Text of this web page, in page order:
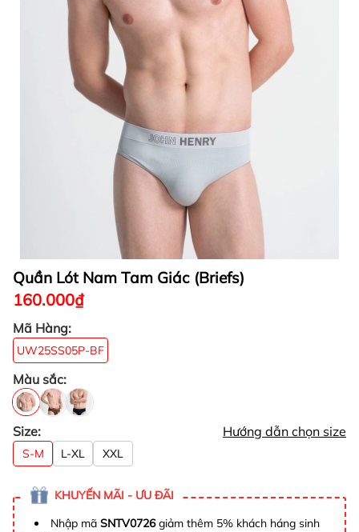
Quần Lót Nam Tam Giác (Briefs)
160.000₫
Mã Hàng:
UW25SS05P-BF
Màu sắc:
Size: Hướng dẫn chọn size
S-M L-XL XXL
KHUYẾN MÃI - ƯU ĐÃI
Nhập mã SNTV0726giảm thêm 5% khách háng sinh